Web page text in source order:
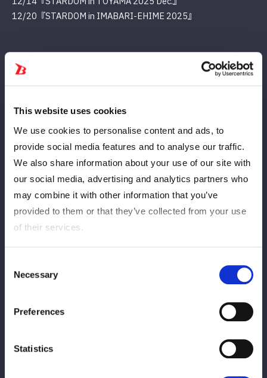
This website uses cookies
We use cookies to personalise content and ads, to
provide social media features and to analyse our traffic.
We also share information about your use of our site with
our social media, advertising and analytics partners who
may combine it with other information that you’ve
provided to them or that they’ve collected from your use
of their services.
Selection
Necessary
Preferences
Statistics
12/20『STARDOM in IMABARI-EHIME 2025』
Informasi turnamen
『STARDOM in TOYAMA 2025 Dec.』
開催日：12月14日（日）
会 場：富山産業展示館 テクノホール西館
開 場 12:15（FC先行入場／12:00）
本戦開始 13:00
※対戦カードは決定次第更新いたします。